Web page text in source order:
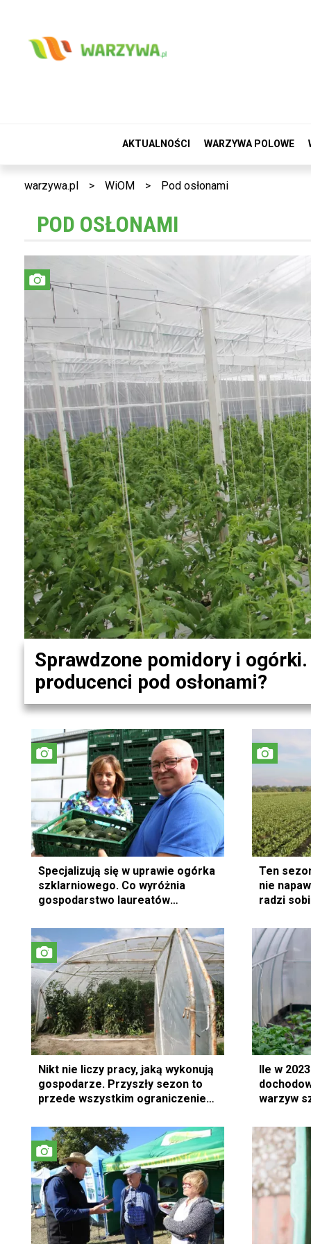
AKTUALNOŚCI WARZYWA POLOWE
warzywa.pl > WiOM > Pod osłonami
POD OSŁONAMI
Sprawdzone pomidory i
producenci pod osłonami?
Specjalizują się w uprawie ogórka
szklarniowego. Co wyróżnia
gospodarstwo laureatów
Ten
nie
radzi
Nikt nie liczy pracy, jaką wykonują
gospodarze. Przyszły sezon to
przede wszystkim ograniczenie
Ile w
warzyw